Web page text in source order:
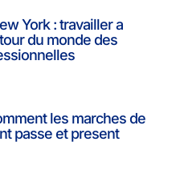
York : travailler a
du monde des
les marches de
passe et present